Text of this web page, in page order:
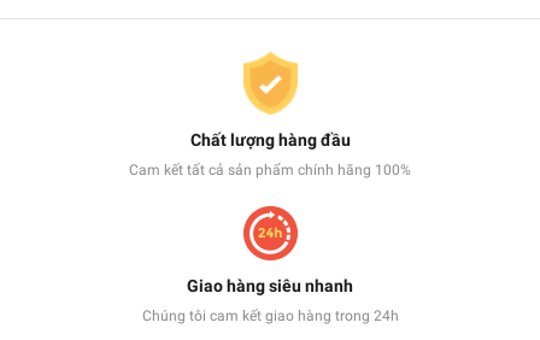
Chất lượng hàng đầu
Cam kết tất cả sản phẩm chính hãng 100%
Giao hàng siêu nhanh
Chúng tôi cam kết giao hàng trong 24h